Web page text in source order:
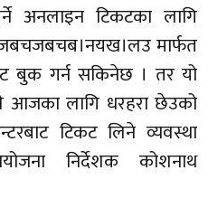
अनलाइन टिकटका लागि
मार्फत
बुक गर्न सकिनेछ । तर यो
आजका लागि धरहरा छेउको
टिकट लिने व्यवस्था
निर्देशक कोशनाथ